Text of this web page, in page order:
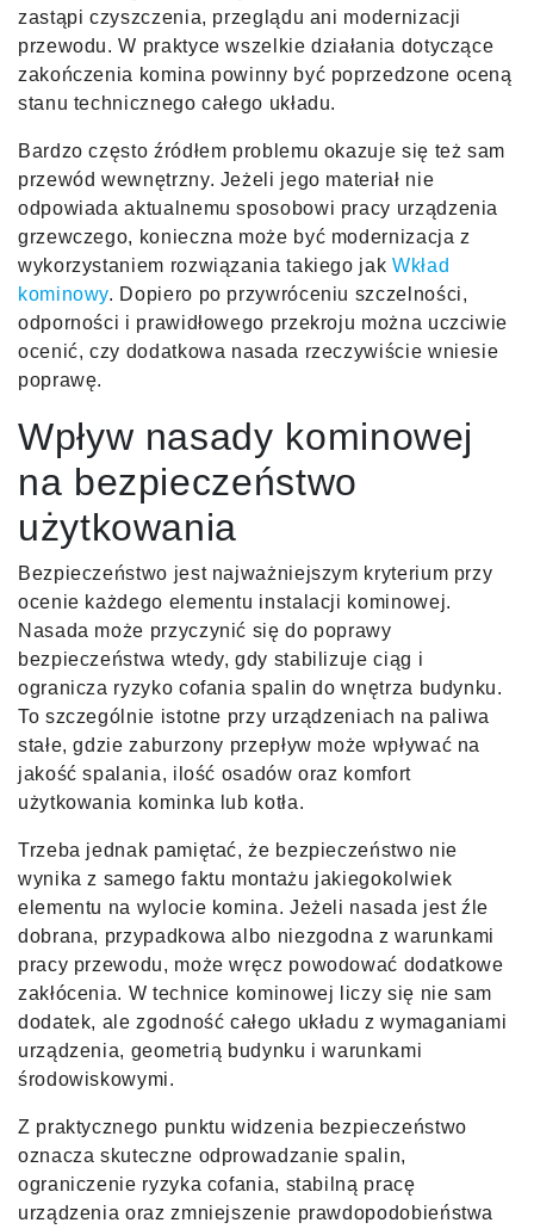
zastąpi czyszczenia, przeglądu ani modernizacji
przewodu. W praktyce wszelkie działania dotyczące
zakończenia komina powinny być poprzedzone oceną
stanu technicznego całego układu.
Bardzo często źródłem problemu okazuje się też sam
przewód wewnętrzny. Jeżeli jego materiał nie
odpowiada aktualnemu sposobowi pracy urządzenia
grzewczego, konieczna może być modernizacja z
wykorzystaniem rozwiązania takiego jak Wkład
kominowy. Dopiero po przywróceniu szczelności,
odporności i prawidłowego przekroju można uczciwie
ocenić, czy dodatkowa nasada rzeczywiście wniesie
poprawę.
Wpływ nasady kominowej
na bezpieczeństwo
użytkowania
Bezpieczeństwo jest najważniejszym kryterium przy
ocenie każdego elementu instalacji kominowej.
Nasada może przyczynić się do poprawy
bezpieczeństwa wtedy, gdy stabilizuje ciąg i
ogranicza ryzyko cofania spalin do wnętrza budynku.
To szczególnie istotne przy urządzeniach na paliwa
stałe, gdzie zaburzony przepływ może wpływać na
jakość spalania, ilość osadów oraz komfort
użytkowania kominka lub kotła.
Trzeba jednak pamiętać, że bezpieczeństwo nie
wynika z samego faktu montażu jakiegokolwiek
elementu na wylocie komina. Jeżeli nasada jest źle
dobrana, przypadkowa albo niezgodna z warunkami
pracy przewodu, może wręcz powodować dodatkowe
zakłócenia. W technice kominowej liczy się nie sam
dodatek, ale zgodność całego układu z wymaganiami
urządzenia, geometrią budynku i warunkami
środowiskowymi.
Z praktycznego punktu widzenia bezpieczeństwo
oznacza skuteczne odprowadzanie spalin,
ograniczenie ryzyka cofania, stabilną pracę
urządzenia oraz zmniejszenie prawdopodobieństwa